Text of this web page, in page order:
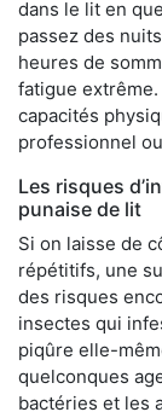
dans le lit en
passez des
heures de
fatigue
capacités
professionnel
Les risques
punaise de lit
Si on laisse de
répétitifs, une
des risques
insectes qui
piqûre elle-
quelconques
bactéries et les